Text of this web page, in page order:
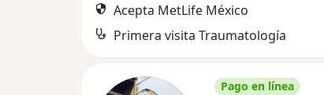
Acepta MetLife México
Primera visita Traumatología
Pago en línea